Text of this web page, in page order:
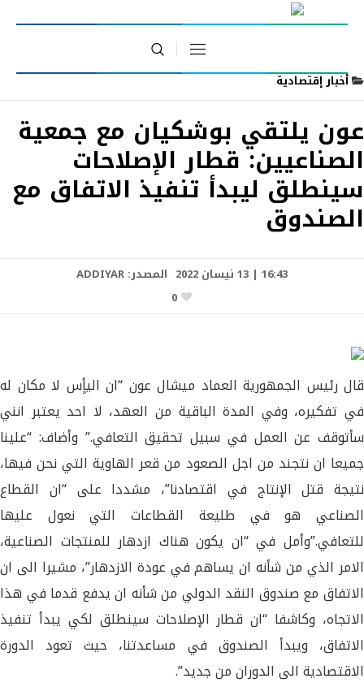
أخبار إقتصادية
عون يلتقي بوشكيان مع جمعية
الصناعيين: قطار الإصلاحات
سينطلق ليبدأ تنفيذ الاتفاق مع
الصندوق
16:43 | 13 نيسان 2022 المصدر: ADDIYAR
0
قال رئيس الجمهورية العماد ميشال عون “ان اليأٍس لا مكان له
في تفكيره، وفي المدة الباقية من العهد، لا احد يعتبر انني
سأتوقف عن العمل في سبيل تحقيق التعافي.” وأضاف: “علينا
جميعا ان نتجند من اجل الصعود من قعر الهاوية التي نحن فيها،
نتيجة قتل الإنتاج في اقتصادنا”، مشددا على “ان القطاع
الصناعي هو في طليعة القطاعات التي نعول عليها
للتعافي.”وأمل في “ان يكون هناك ازدهار للمنتجات الصناعية،
الامر الذي من شأنه ان يساهم في عودة الازدهار”، مشيرا الى ان
الاتفاق مع صندوق النقد الدولي من شأنه ان يدفع قدما في هذا
الاتجاه، وكاشفا “ان قطار الإصلاحات سينطلق لكي يبدأ تنفيذ
الاتفاق، ويبدأ الصندوق في مساعدتنا، حيث تعود الدورة
الاقتصادية الى الدوران من جديد”.